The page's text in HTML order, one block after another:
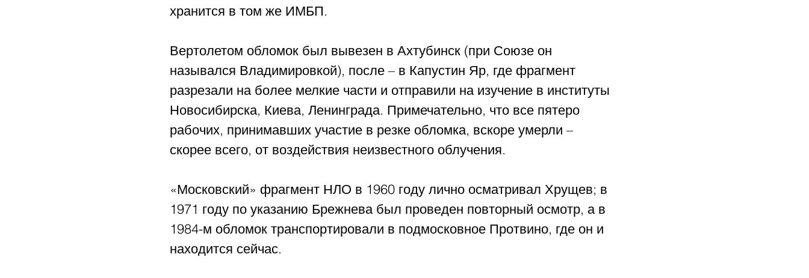
хранится в том же ИМБП.
Вертолетом обломок был вывезен в Ахтубинск (при Союзе он
назывался Владимировкой), после – в Капустин Яр, где фрагмент
разрезали на более мелкие части и отправили на изучение в институты
Новосибирска, Киева, Ленинграда. Примечательно, что все пятеро
рабочих, принимавших участие в резке обломка, вскоре умерли –
скорее всего, от воздействия неизвестного облучения.
«Московский» фрагмент НЛО в 1960 году лично осматривал Хрущев; в
1971 году по указанию Брежнева был проведен повторный осмотр, а в
1984-м обломок транспортировали в подмосковное Протвино, где он и
находится сейчас.